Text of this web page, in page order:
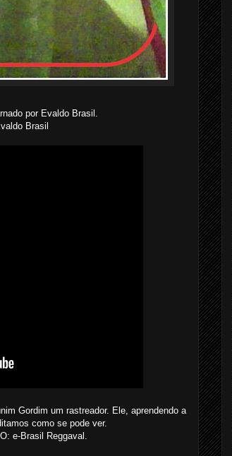
por Evaldo Brasil.
Brasil
Gordim um rastreador. Ele, aprendendo a
como se pode ver.
e-Brasil Reggaval.